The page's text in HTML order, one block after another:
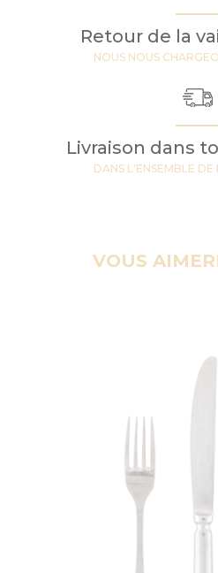
Retour de la
NOUS NOUS
Livraison dans
DANS L'ENSEMBLE DE
VOUS